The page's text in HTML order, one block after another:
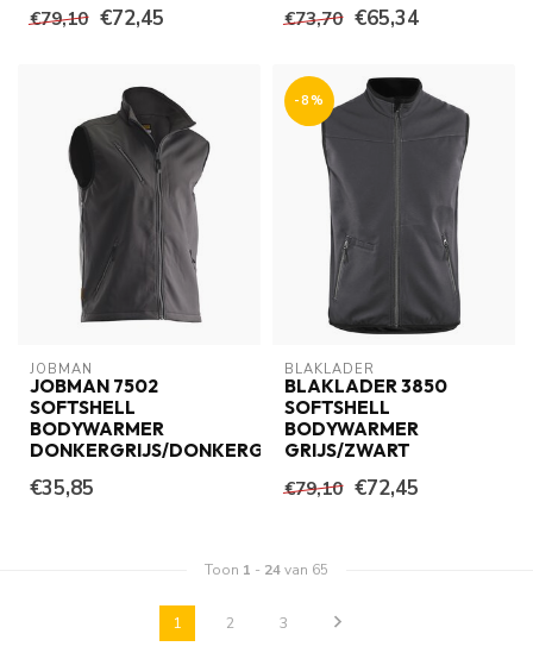
€79,10 €72,45 €73,70 €65,34
JOBMAN
JOBMAN 7502
SOFTSHELL
BODYWARMER
DONKERGRIJS/DONKERGRIJS
€35,85
-8%
BLAKLADER
BLAKLADER 3850
SOFTSHELL
BODYWARMER
GRIJS/ZWART
€79,10 €72,45
Toon 1 - 24van 65
1 2 3